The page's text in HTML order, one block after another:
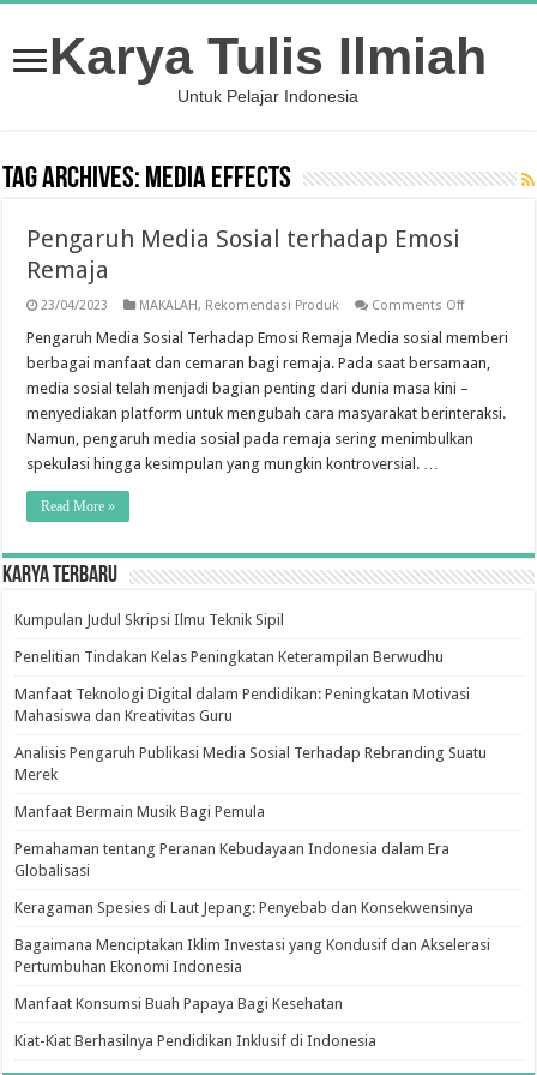
Karya Tulis Ilmiah
Untuk Pelajar Indonesia
Tag Archives: media effects
Pengaruh Media Sosial terhadap Emosi
Remaja
23/04/2023 MAKALAH, Rekomendasi Produk Comments Offon
Media
terhadap
Pengaruh Media Sosial Terhadap Emosi Remaja Media sosial memberi
berbagai manfaat dan cemaran bagi remaja. Pada saat bersamaan,
media sosial telah menjadi bagian penting dari dunia masa kini –
menyediakan platform untuk mengubah cara masyarakat berinteraksi.
Namun, pengaruh media sosial pada remaja sering menimbulkan
spekulasi hingga kesimpulan yang mungkin kontroversial. …
Read More »
Karya Terbaru
Kumpulan Judul Skripsi Ilmu Teknik Sipil
Penelitian Tindakan Kelas Peningkatan Keterampilan Berwudhu
Manfaat Teknologi Digital dalam Pendidikan: Peningkatan Motivasi
Mahasiswa dan Kreativitas Guru
Analisis Pengaruh Publikasi Media Sosial Terhadap Rebranding Suatu
Merek
Manfaat Bermain Musik Bagi Pemula
Pemahaman tentang Peranan Kebudayaan Indonesia dalam Era
Globalisasi
Keragaman Spesies di Laut Jepang: Penyebab dan Konsekwensinya
Bagaimana Menciptakan Iklim Investasi yang Kondusif dan Akselerasi
Pertumbuhan Ekonomi Indonesia
Manfaat Konsumsi Buah Papaya Bagi Kesehatan
Kiat-Kiat Berhasilnya Pendidikan Inklusif di Indonesia